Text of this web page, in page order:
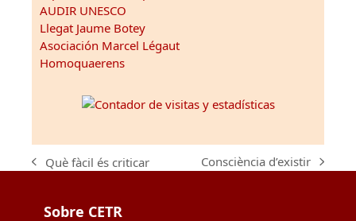
AUDIR UNESCO
Llegat Jaume Botey
Asociación Marcel Légaut
Homoquaerens
previous
Què fàcil és criticar
next
Consciència d’existir
Sobre CETR